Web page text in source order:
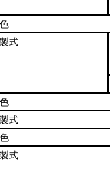
色
製式
色
製式
色
製式